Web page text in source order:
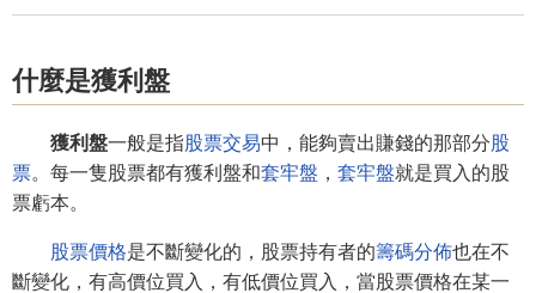
什麼是獲利盤
獲利盤一般是指股票交易中，能夠賣出賺錢的那部分股
票。每一隻股票都有獲利盤和套牢盤 ， 套牢盤就是買入的股
票虧本。
股票價格是不斷變化的，股票持有者的籌碼分佈也在不
斷變化，有高價位買入，有低價位買入，當股票價格在某一